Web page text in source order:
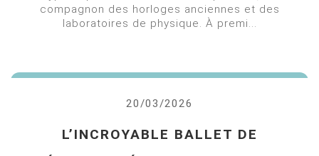
compagnon des horloges anciennes et des
laboratoires de physique. À premi...
20/03/2026
L’INCROYABLE BALLET DE